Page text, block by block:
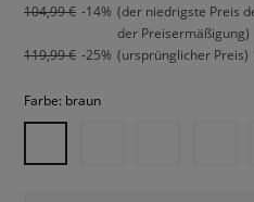
104,99 € -14% (der niedrigste Preis
der Preisermäßigung)
119,99 € -25% (ursprünglicher Preis)
Farbe: braun